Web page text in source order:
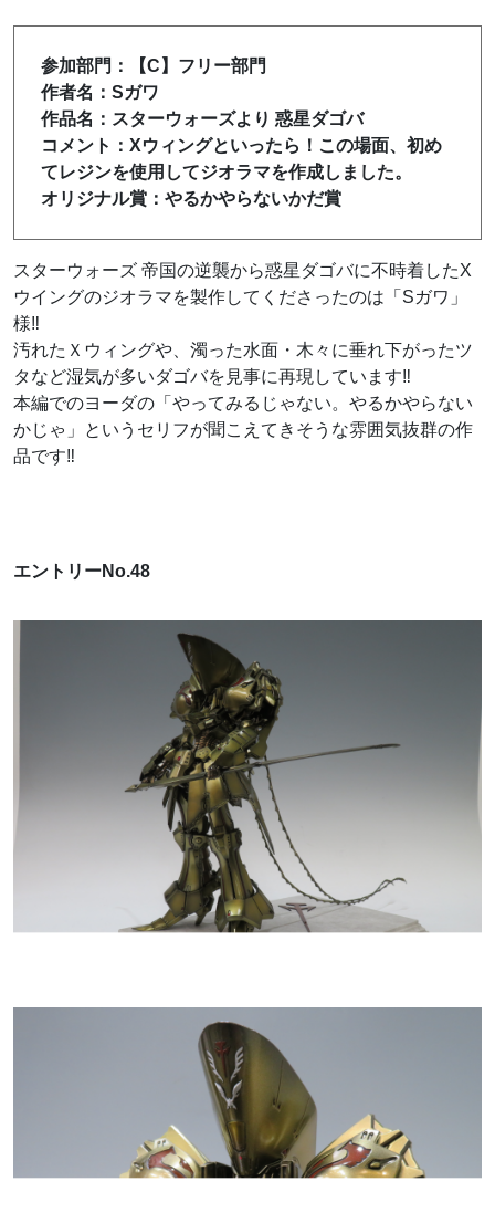
参加部門：【C 】フリー部門
作者名：Sガワ
作品名：スターウォーズより 惑星ダゴバ
コメント：Xウィングといったら！この場面、初め
てレジンを使用してジオラマを作成しました。
オリジナル賞：やるかやらないかだ賞
スターウォーズ 帝国の逆襲から惑星ダゴバに不時着したX
ウイングのジオラマを製作してくださったのは「Sガワ」
様‼
汚れたＸウィングや、濁った水面・木々に垂れ下がったツ
タなど湿気が多いダゴバを見事に再現しています‼
本編でのヨーダの「やってみるじゃない。やるかやらない
かじゃ」というセリフが聞こえてきそうな雰囲気抜群の作
品です‼
エントリーNo.48